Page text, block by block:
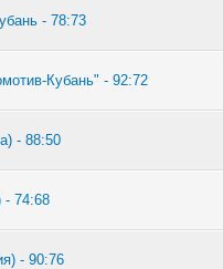
- 78:73
Кубань" - 92:72
- 88:50
- 74:68
- 90:76